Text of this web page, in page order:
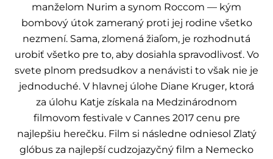
manželom Nurim a synom Roccom — kým
bombový útok zameraný proti jej rodine všetko
nezmení. Sama, zlomená žiaľom, je rozhodnutá
urobiť všetko pre to, aby dosiahla spravodlivosť. Vo
svete plnom predsudkov a nenávisti to však nie je
jednoduché. V hlavnej úlohe Diane Kruger, ktorá
za úlohu Katje získala na Medzinárodnom
filmovom festivale v Cannes 2017 cenu pre
najlepšiu herečku. Film si následne odniesol Zlatý
glóbus za najlepší cudzojazyčný film a Nemecko